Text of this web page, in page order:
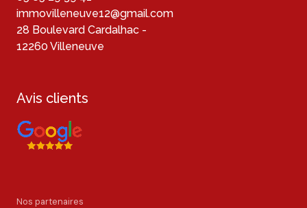
immovilleneuve12@gmail.com
28 Boulevard Cardalhac -
12260 Villeneuve
Avis clients
Nos partenaires